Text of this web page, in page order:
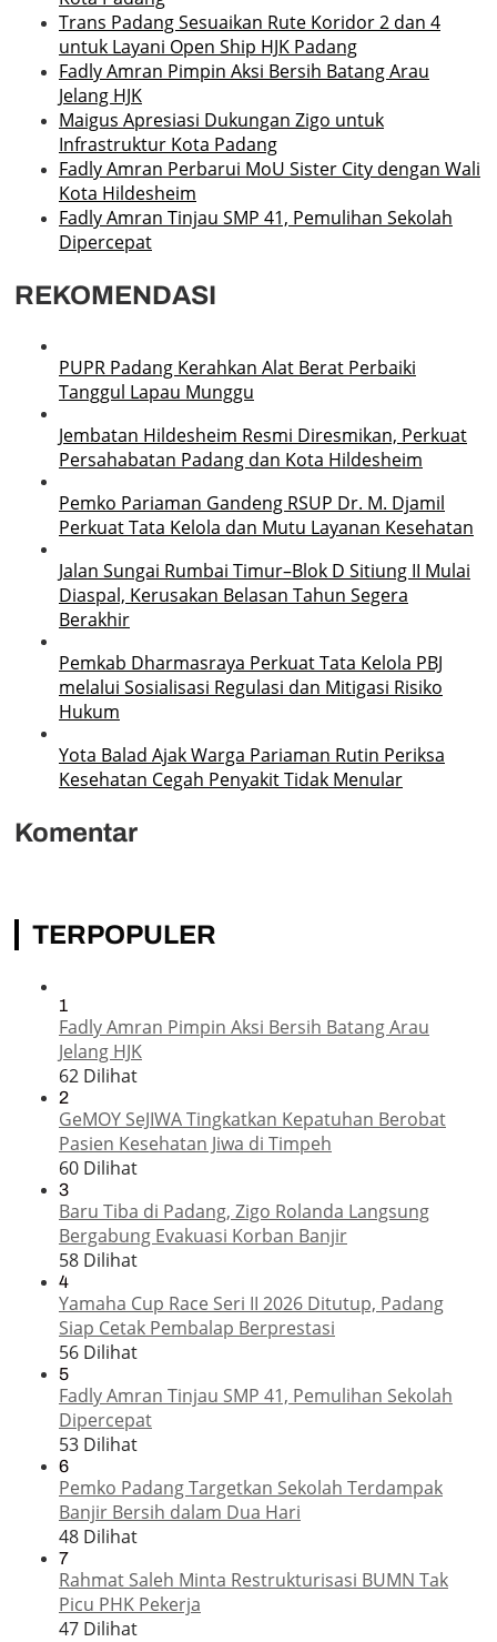
Trans Padang Sesuaikan Rute Koridor 2 dan 4
untuk Layani Open Ship HJK Padang
Fadly Amran Pimpin Aksi Bersih Batang Arau
Jelang HJK
Maigus Apresiasi Dukungan Zigo untuk
Infrastruktur Kota Padang
Fadly Amran Perbarui MoU Sister City dengan Wali
Kota Hildesheim
Fadly Amran Tinjau SMP 41, Pemulihan Sekolah
Dipercepat
REKOMENDASI
PUPR Padang Kerahkan Alat Berat Perbaiki
Tanggul Lapau Munggu
Jembatan Hildesheim Resmi Diresmikan, Perkuat
Persahabatan Padang dan Kota Hildesheim
Pemko Pariaman Gandeng RSUP Dr. M. Djamil
Perkuat Tata Kelola dan Mutu Layanan Kesehatan
Jalan Sungai Rumbai Timur–Blok D Sitiung II Mulai
Diaspal, Kerusakan Belasan Tahun Segera
Berakhir
Pemkab Dharmasraya Perkuat Tata Kelola PBJ
melalui Sosialisasi Regulasi dan Mitigasi Risiko
Hukum
Yota Balad Ajak Warga Pariaman Rutin Periksa
Kesehatan Cegah Penyakit Tidak Menular
Komentar
TERPOPULER
1
Fadly Amran Pimpin Aksi Bersih Batang Arau
Jelang HJK
62 Dilihat
2
GeMOY SeJIWA Tingkatkan Kepatuhan Berobat
Pasien Kesehatan Jiwa di Timpeh
60 Dilihat
3
Baru Tiba di Padang, Zigo Rolanda Langsung
Bergabung Evakuasi Korban Banjir
58 Dilihat
4
Yamaha Cup Race Seri II 2026 Ditutup, Padang
Siap Cetak Pembalap Berprestasi
56 Dilihat
5
Fadly Amran Tinjau SMP 41, Pemulihan Sekolah
Dipercepat
53 Dilihat
6
Pemko Padang Targetkan Sekolah Terdampak
Banjir Bersih dalam Dua Hari
48 Dilihat
7
Rahmat Saleh Minta Restrukturisasi BUMN Tak
Picu PHK Pekerja
47 Dilihat